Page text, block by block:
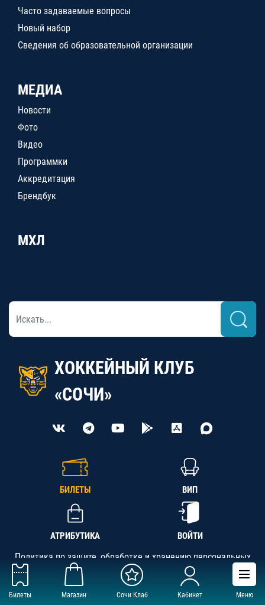
Билеты Магазин Сочи Клаб Кабинет Меню
Часто задаваемые вопросы
Новый набор
Сведения об образовательной организации
МЕДИА
Новости
Фото
Видео
Программки
Аккредитация
Брендбук
МХЛ
ХОККЕЙНЫЙ КЛУБ
«СОЧИ»
БИЛЕТЫ ВИП
АТРИБУТИКА ВОЙТИ
Политика по защите, обработке и хранению персональных
данных
АНО «СК «Кубань-Регион», ОГРН 1142300002349,